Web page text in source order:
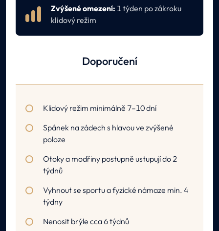
Zvýšené omezení: 1 týden po zákroku
klidový režim
Doporučení
Klidový režim minimálně 7–10 dní
Spánek na zádech s hlavou ve zvýšené
poloze
Otoky a modřiny postupně ustupují do 2
týdnů
Vyhnout se sportu a fyzické námaze min. 4
týdny
Nenosit brýle cca 6 týdnů